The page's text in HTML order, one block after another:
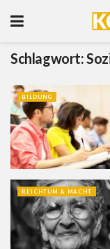
Schlagwort:
BILDUNG
REICHTUM & MACHT